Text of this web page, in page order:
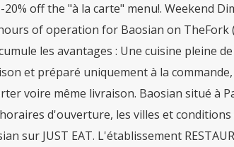
off the "à la carte" menu!. Weekend
of operation for Baosian on TheFork
les avantages : Une cuisine pleine
et préparé uniquement à la
voire même livraison. Baosian situé à
d'ouverture, les villes et conditions
sur JUST EAT. L'établissement